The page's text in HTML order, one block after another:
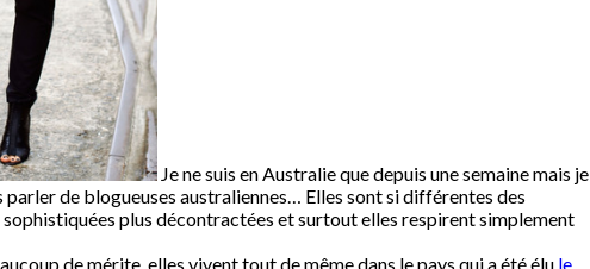
Je ne suis en Australie que depuis une semaine mais je
parler de blogueuses australiennes… Elles sont si différentes des
sophistiquées plus décontractées et surtout elles respirent simplement
de mérite, elles vivent tout de même dans le pays qui a été élu le